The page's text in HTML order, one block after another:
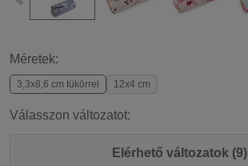
Méretek:
3,3x8,6 cm tükörrel 12x4 cm
Válasszon változatot:
Elérhető változatok (9)